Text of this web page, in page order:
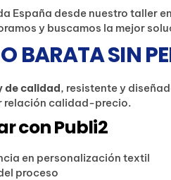
España desde nuestro taller
y buscamos la mejor
BARATA SIN
de calidad, resistente y
relación calidad-precio.
con Publi2
en personalización textil
proceso